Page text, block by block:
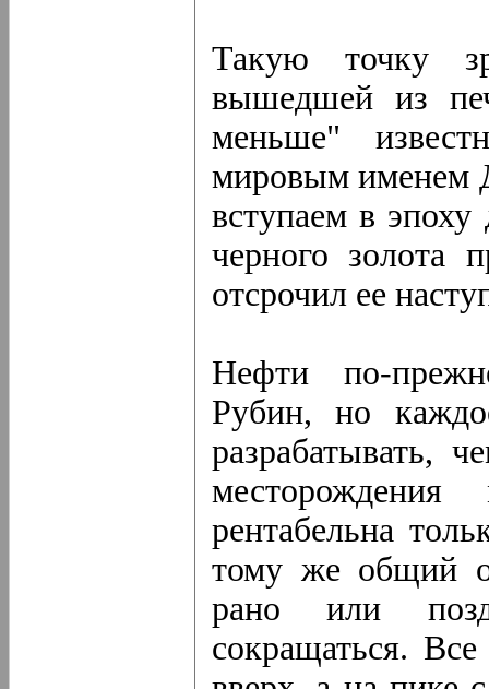
Такую точку
вышедшей из
меньше"
мировым именем
вступаем в
черного золота
отсрочил ее
Нефти по-
Рубин, но
разрабатывать,
рентабельна
тому же общий
рано или
сокращаться.